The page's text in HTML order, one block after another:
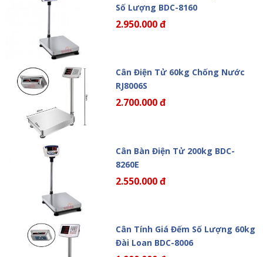
Số Lượng BDC-8160
2.950.000 đ
Cân Điện Tử 60kg Chống Nước
RJ8006S
2.700.000 đ
Cân Bàn Điện Tử 200kg BDC-
8260E
2.550.000 đ
Cân Tính Giá Đếm Số Lượng 60kg
Đài Loan BDC-8006